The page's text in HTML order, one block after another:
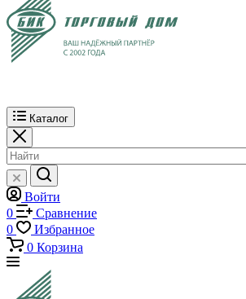
Каталог
Войти
0
Сравнение
0
Избранное
0 Корзина